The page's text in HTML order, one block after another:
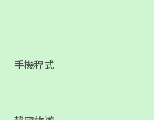
手機程式